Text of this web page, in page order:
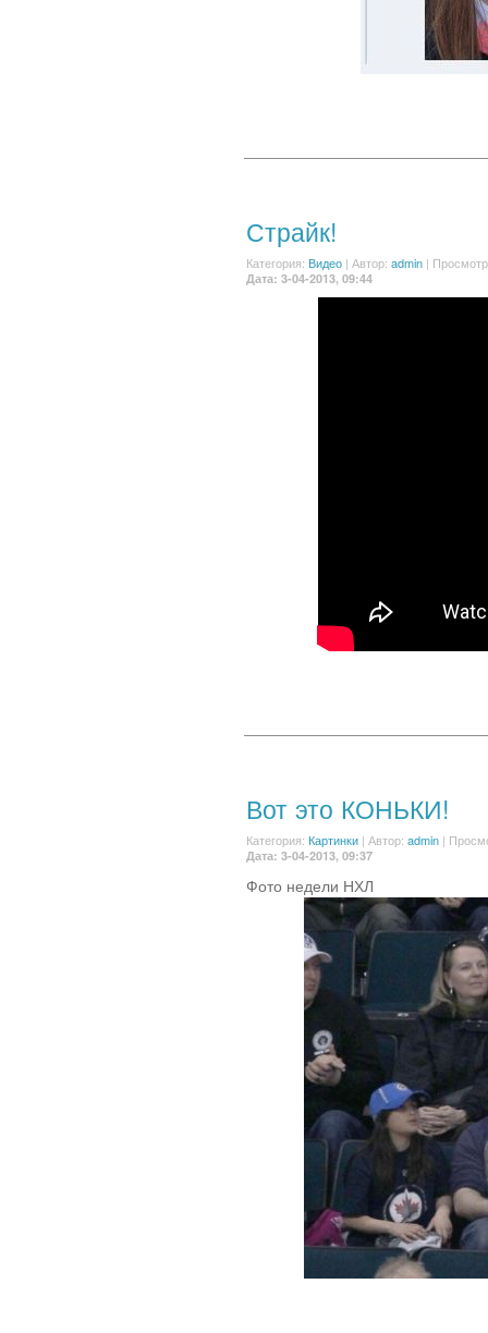
Страйк!
Категория: Видео | Автор: admin |
Дата: 3-04-2013, 09:44
Вот это КОНЬКИ!
Категория: Картинки | Автор: admin |
Дата: 3-04-2013, 09:37
Фото недели НХЛ